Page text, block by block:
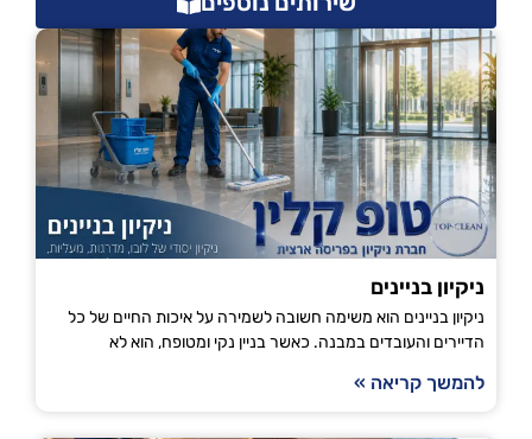
ניקיון בניינים
ניקיון בניינים הוא משימה חשובה לשמירה על איכות החיים של כל
הדיירים והעובדים במבנה. כאשר בניין נקי ומטופח, הוא לא
להמשך קריאה »